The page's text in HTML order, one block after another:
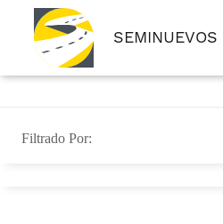
SEMINUEVOS
Filtrado Por: